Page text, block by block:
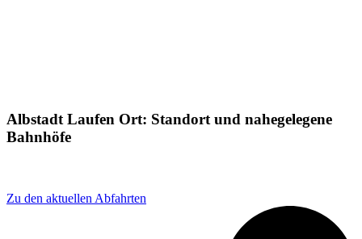
Albstadt Laufen Ort: Standort und nahegelegene
Bahnhöfe
Zu den aktuellen Abfahrten